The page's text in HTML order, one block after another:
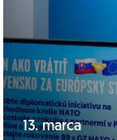
13. marca